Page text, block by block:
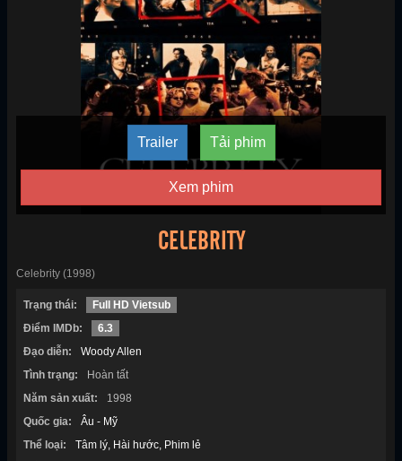
Trailer Tải phim
Xem phim
CELEBRITY
Celebrity (1998)
Trạng thái:
Full HD Vietsub
Điểm IMDb:
6.3
Đạo diễn:
Woody Allen
Tình trạng:
Hoàn tất
Năm sản xuất:
1998
Quốc gia:
Âu - Mỹ
Thể loại:
Tâm lý Hài hước Phim lẻ